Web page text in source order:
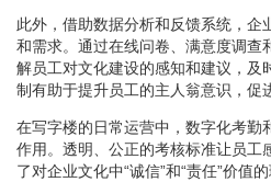
此外，借助数据分析和反馈系统，企
和需求。通过在线问卷、满意度调查
解员工对文化建设的感知和建议，及
制有助于提升员工的主人翁意识，促
在写字楼的日常运营中，数字化考勤
作用。透明、公正的考核标准让员工
了对企业文化中“诚信”和“责任”价值